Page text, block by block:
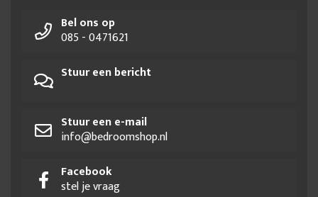
Bel ons op
085 - 0471621
Stuur een bericht
Stuur een e-mail
info@bedroomshop.nl
Facebook
stel je vraag